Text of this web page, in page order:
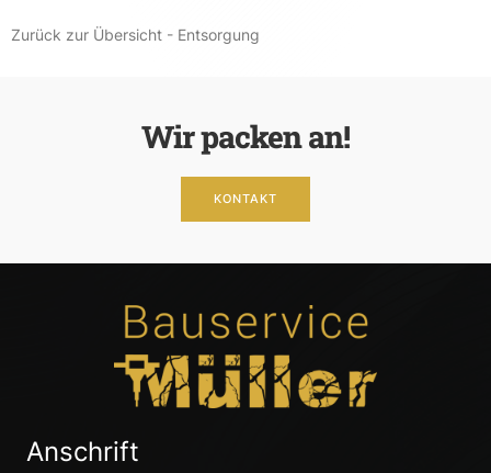
Zurück zur Übersicht - Entsorgung
Wir packen an!
KONTAKT
Anschrift